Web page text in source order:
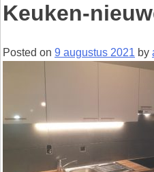
Keuken-
Posted on 9 augustus 2021 by